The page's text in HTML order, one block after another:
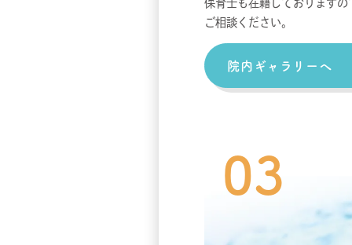
保育士も在籍しております
ご相談ください。
院内ギャラリーへ
03